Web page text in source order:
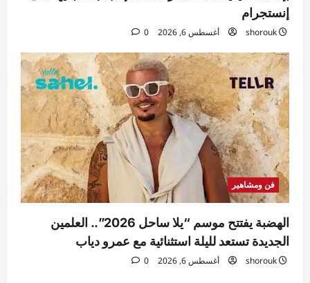
إنستجرام
shorouk أغسطس 6, 2026 0
فن ومشاهير
الهضبة يفتتح موسم “يلا ساحل 2026”.. العلمين
الجديدة تستعد لليلة استثنائية مع عمرو دياب
shorouk أغسطس 6, 2026 0